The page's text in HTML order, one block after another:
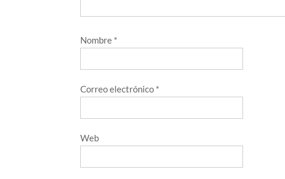
Nombre *
Correo electrónico *
Web